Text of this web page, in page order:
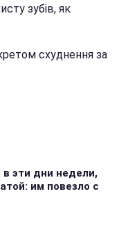
зубів, як
схуднення за
эти дни недели,
им повезло с